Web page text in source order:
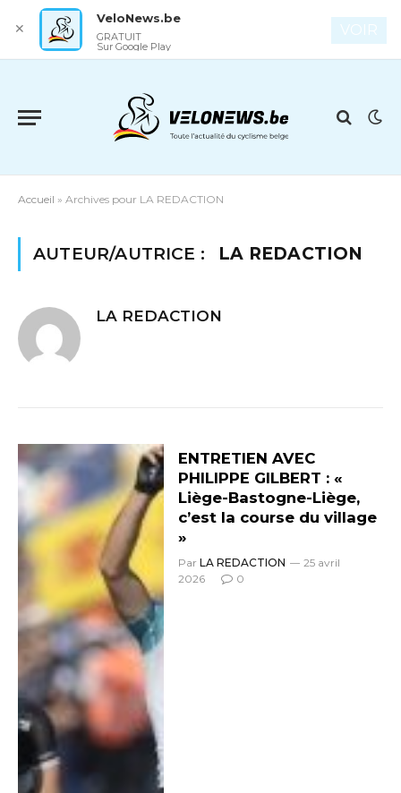
Accueil » Archives pour LA REDACTION
AUTEUR/AUTRICE : LA REDACTION
LA REDACTION
ENTRETIEN AVEC
PHILIPPE GILBERT : «
Liège-Bastogne-Liège,
c’est la course du village
»
Par LA REDACTION
25 avril
2026
0
✕
VeloNews.be
GRATUIT
Sur Google Play
VOIR